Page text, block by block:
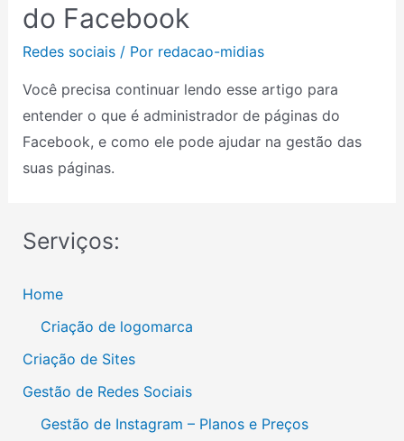
do Facebook
Redes sociais/ Por redacao-midias
Você precisa continuar lendo esse artigo para
entender o que é administrador de páginas do
Facebook, e como ele pode ajudar na gestão das
suas páginas.
Serviços:
Home
Criação de logomarca
Criação de Sites
Gestão de Redes Sociais
Gestão de Instagram – Planos e Preços